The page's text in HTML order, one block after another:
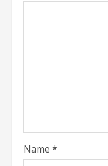
Name *